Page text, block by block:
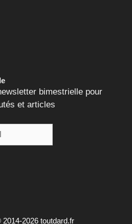
bimestrielle pour
et articles
2026 toutdard.fr